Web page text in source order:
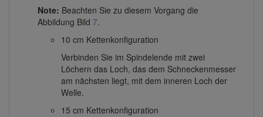
Note: Beachten Sie zu diesem Vorgang die
Abbildung Bild 7.
10 cm Kettenkonfiguration
Verbinden Sie im Spindelende mit zwei
Löchern das Loch, das dem Schneckenmesser
am nächsten liegt, mit dem inneren Loch der
Welle.
15 cm Kettenkonfiguration